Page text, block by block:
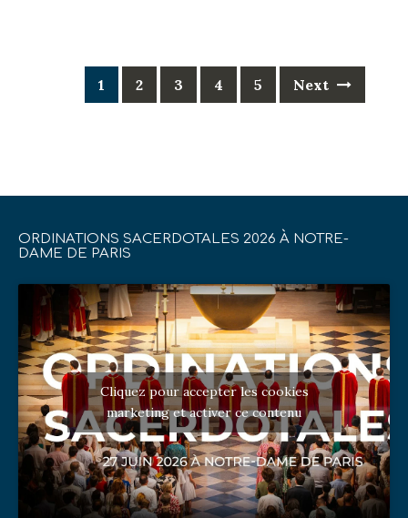
navigation
1 2 3 4 5 Next
ORDINATIONS SACERDOTALES 2026 À NOTRE-
DAME DE PARIS
Cliquez pour accepter les cookies
marketing et activer ce contenu